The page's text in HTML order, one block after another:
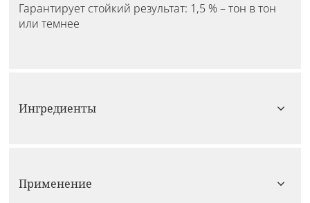
Гарантирует стойкий результат: 1,5 % – тон в тон
или темнее
Ингредиенты
Применение